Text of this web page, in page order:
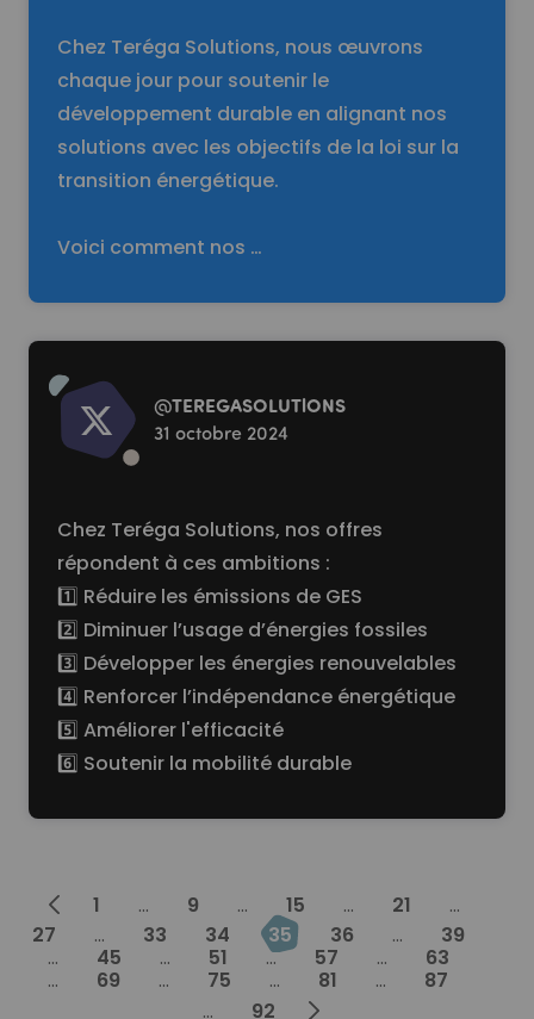
Chez Teréga Solutions, nous œuvrons
chaque jour pour soutenir le
développement durable en alignant nos
solutions avec les objectifs de la loi sur la
transition énergétique.
Voici comment nos …
Read more
@TEREGASOLUTlONS
31 octobre 2024
Chez Teréga Solutions, nos offres
répondent à ces ambitions :
1️⃣ Réduire les émissions de GES
2️⃣ Diminuer l’usage d’énergies fossiles
3️⃣ Développer les énergies renouvelables
4️⃣ Renforcer l’indépendance énergétique
5️⃣ Améliorer l'efficacité
6️⃣ Soutenir la mobilité durable
Prev 1 ... 9 ... 15 ... 21
...
27
... 33 34 35 36 ...
39
...
45 ... 51 ... 57 ...
63
...
69 ... 75 ... 81 ...
87
...
92 Next